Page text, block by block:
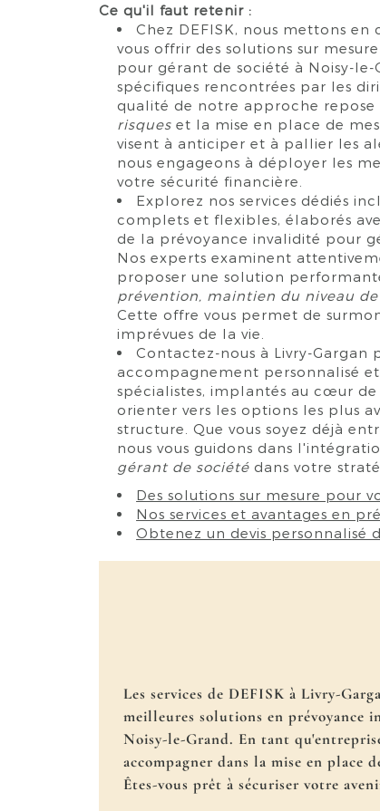
Ce qu'il faut retenir :
Chez DEFISK, nous mettons
vous offrir des solutions sur
pour gérant de société à Noisy-le-
spécifiques rencontrées par les
qualité de notre approche repose
risques et la mise en place de
visent à anticiper et à pallier les
nous engageons à déployer les
votre sécurité financière.
Explorez nos services dédiés
complets et flexibles, élaborés
de la prévoyance invalidité pour
Nos experts examinent
proposer une solution
prévention, maintien du niveau
Cette offre vous permet de
imprévues de la vie.
Contactez-nous à Livry-Gargan
accompagnement personnalisé
spécialistes, implantés au cœur
orienter vers les options les plus
structure. Que vous soyez déjà
nous vous guidons dans
gérant de société dans votre
Des solutions sur mesure pour
Nos services et avantages en
Obtenez un devis personnalisé
Les services de DEFISK à Livry-
meilleures solutions en prévoyance
Noisy-le-Grand. En tant
accompagner dans la mise en place
Êtes-vous prêt à sécuriser votre